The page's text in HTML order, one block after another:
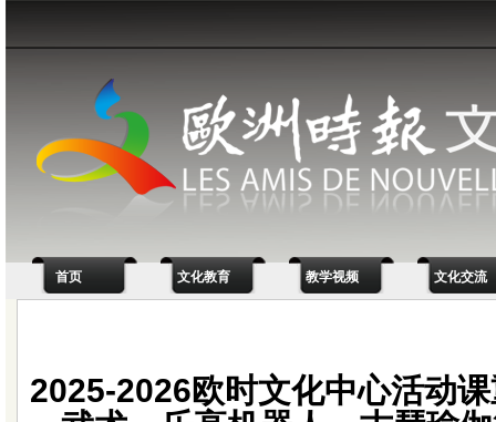
首页 文化教育 教学视频 文化交流
2025-2026欧时文化中心活动